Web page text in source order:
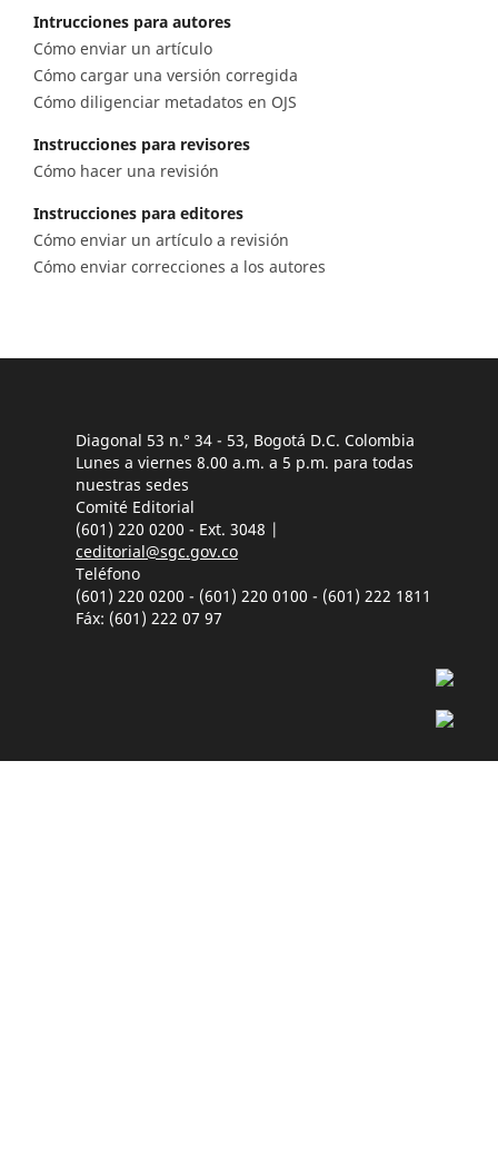
Intrucciones para autores
Cómo enviar un artículo
Cómo cargar una versión corregida
Cómo diligenciar metadatos en OJS
Instrucciones para revisores
Cómo hacer una revisión
Instrucciones para editores
Cómo enviar un artículo a revisión
Cómo enviar correcciones a los autores
Diagonal 53 n.° 34 - 53, Bogotá D.C. Colombia
Lunes a viernes 8.00 a.m. a 5 p.m. para todas
nuestras sedes
Comité Editorial
(601) 220 0200 - Ext. 3048 |
ceditorial@sgc.gov.co
Teléfono
(601) 220 0200 - (601) 220 0100 - (601) 222 1811
Fáx: (601) 222 07 97